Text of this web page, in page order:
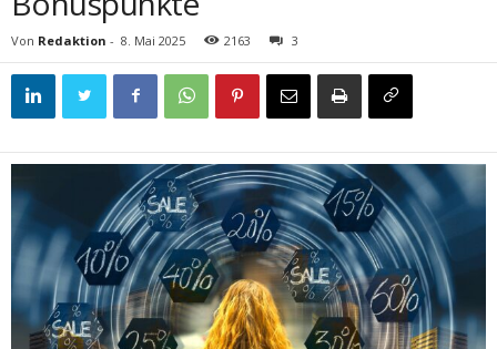
Von Redaktion - 8. Mai 2025 2163 3